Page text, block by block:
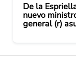
De la
nuevo
general (r)